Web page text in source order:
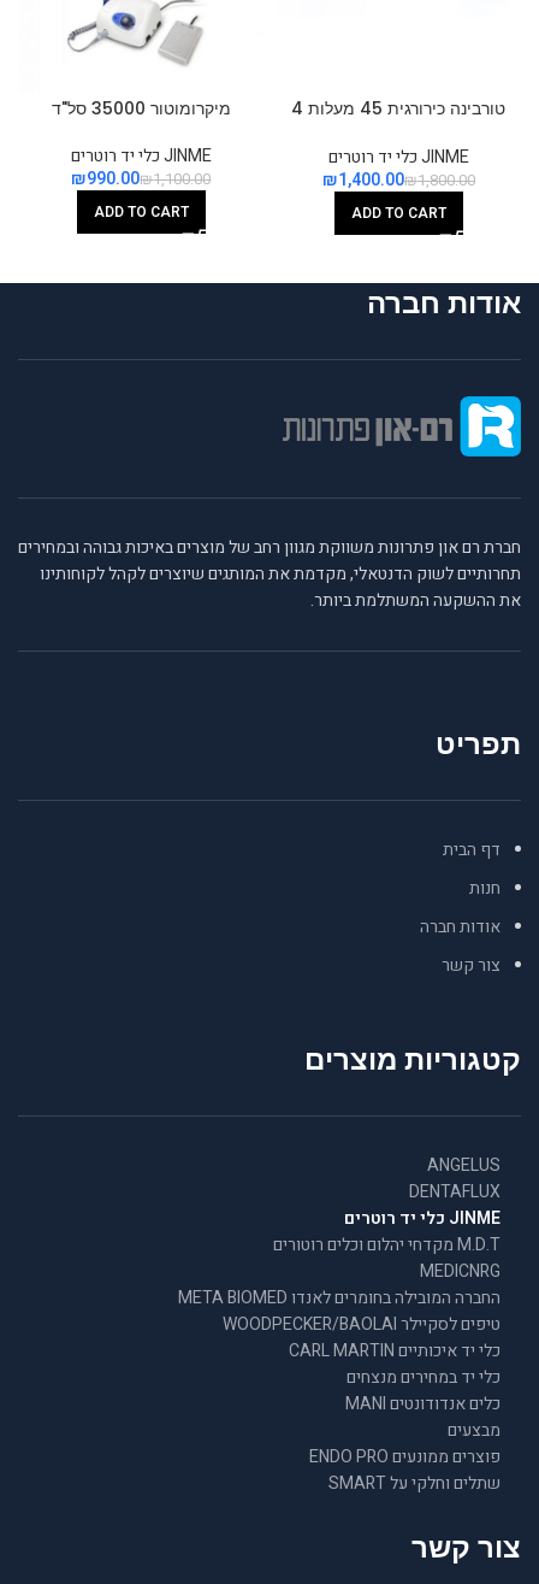
טורבינה כירורגית 45 מעלות 4
JINME כלי יד רוטרים
₪1,800.00
₪1,400.00
ADD TO CART
מיקרומוטור 35000 סל"ד
JINME כלי יד רוטרים
₪1,100.00
₪990.00
ADD TO CART
אודות חברה
חברת רם און פתרונות משווקת מגוון רחב של מוצרים באיכות גבוהה ובמחירים
תחרותיים לשוק הדנטאלי, מקדמת את המותגים שיוצרים לקהל לקוחותינו
את ההשקעה המשתלמת ביותר.
תפריט
דף הבית
חנות
אודות חברה
צור קשר
קטגוריות מוצרים
ANGELUS
DENTAFLUX
JINME כלי יד רוטרים
M.D.T מקדחי יהלום וכלים רוטורים
MEDICNRG
החברה המובילה בחומרים לאנדו META BIOMED
טיפים לסקיילר WOODPECKER/BAOLAI
כלי יד איכותיים CARL MARTIN
כלי יד במחירים מנצחים
כלים אנדודונטים MANI
מבצעים
פוצרים ממונעים ENDO PRO
שתלים וחלקי על SMART
צור קשר